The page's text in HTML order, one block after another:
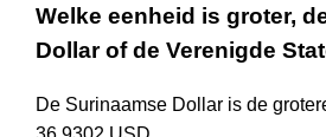
Welke eenheid is groter,
Dollar of de Verenigde
De Surinaamse Dollar is de